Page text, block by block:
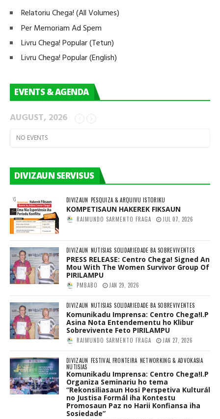
Relatoriu Chega! (All Volumes)
Per Memoriam Ad Spem
Livru Chega! Popular (Tetun)
Livru Chega! Popular (English)
EVENTS & AGENDA
AUGUST, 2026
NO EVENTS
DIVIZAUN SERVISUS
DIVIZAUN PESQUIZA & ARQUIVU ISTORIKU
KOMPETISAUN HAKEREK FIKSAUN
RAIMUNDO SARMENTO FRAGA JUL 07, 2026
DIVIZAUN NUTISIAS SOLIDARIEDADE BA SOBREVIVENTES
PRESS RELEASE: Centro Chega! Signed An
Mou With The Women Survivor Group Of
PIRILAMPU
PMBABO JAN 29, 2026
DIVIZAUN NUTISIAS SOLIDARIEDADE BA SOBREVIVENTES
Komunikadu Imprensa: Centro Chega!I.P
Asina Nota Entendementu ho Klibur
Sobrevivente Feto PIRILAMPU
RAIMUNDO SARMENTO FRAGA JAN 27, 2026
DIVIZAUN FESTIVAL FRONTEIRA NETWORKING & ADVOKASIA
NUTISIAS
Komunikadu Imprensa: Centro Chega!I.P
Organiza Seminariu ho tema
“Rekonsiliasaun Hosi Perspetiva Kulturál
no Justisa Formál iha Kontestu
Promosaun Paz no Harii Konfiansa iha
Sosiedade”